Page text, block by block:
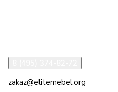
zakaz@elitemebel.org